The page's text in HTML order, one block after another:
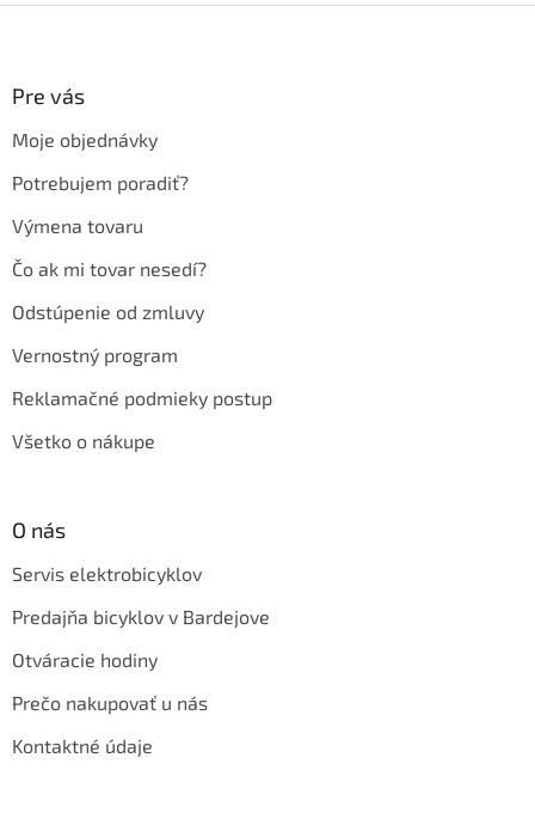
Pre vás
Moje objednávky
Potrebujem poradiť?
Výmena tovaru
Čo ak mi tovar nesedí?
Odstúpenie od zmluvy
Vernostný program
Reklamačné podmieky postup
Všetko o nákupe
O nás
Servis elektrobicyklov
Predajňa bicyklov v Bardejove
Otváracie hodiny
Prečo nakupovať u nás
Kontaktné údaje